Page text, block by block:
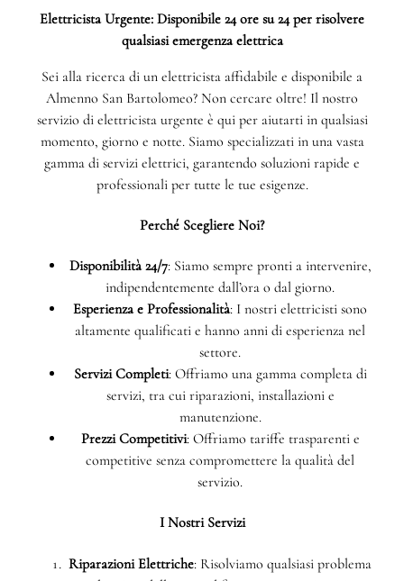
Elettricista Urgente: Disponibile 24 ore su 24 per risolvere
qualsiasi emergenza elettrica
Sei alla ricerca di un elettricista affidabile e disponibile a
Almenno San Bartolomeo? Non cercare oltre! Il nostro
servizio di elettricista urgente è qui per aiutarti in qualsiasi
momento, giorno e notte. Siamo specializzati in una vasta
gamma di servizi elettrici, garantendo soluzioni rapide e
professionali per tutte le tue esigenze.
Perché Scegliere Noi?
Disponibilità 24/7: Siamo sempre pronti a intervenire,
indipendentemente dall’ora o dal giorno.
Esperienza e Professionalità: I nostri elettricisti sono
altamente qualificati e hanno anni di esperienza nel
settore.
Servizi Completi: Offriamo una gamma completa di
servizi, tra cui riparazioni, installazioni e
manutenzione.
Prezzi Competitivi: Offriamo tariffe trasparenti e
competitive senza compromettere la qualità del
servizio.
I Nostri Servizi
Riparazioni Elettriche: Risolviamo qualsiasi problema